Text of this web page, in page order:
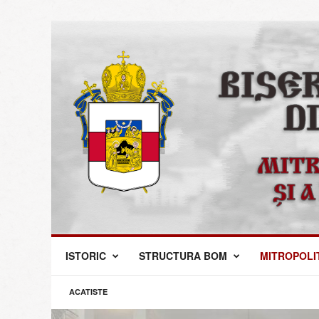
M
p
ISTORIC STRUCTURA BOM
ACATISTE